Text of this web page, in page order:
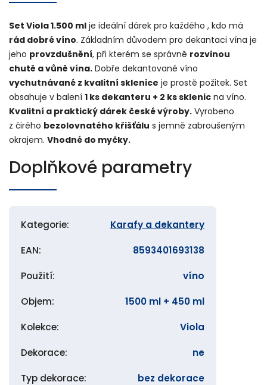
Set Viola 1.500 ml je ideální dárek pro každého , kdo má
rád dobré víno. Základním důvodem pro dekantaci vína je
jeho provzdušnění, při kterém se správně rozvinou
chutě a vůně vína. Dobře dekantované víno
vychutnávané z kvalitní sklenice je prostě požitek. Set
obsahuje v balení 1 ks dekanteru + 2 ks sklenic na víno.
Kvalitní a praktický dárek české výroby. Vyrobeno
z čirého bezolovnatého křišťálu s jemně zabroušeným
okrajem. Vhodné do myčky.
Doplňkové parametry
Kategorie: Karafy a dekantery
EAN: 8593401693138
Použití: víno
Objem: 1500 ml + 450 ml
Kolekce: Viola
Dekorace: ne
Typ dekorace: bez dekorace